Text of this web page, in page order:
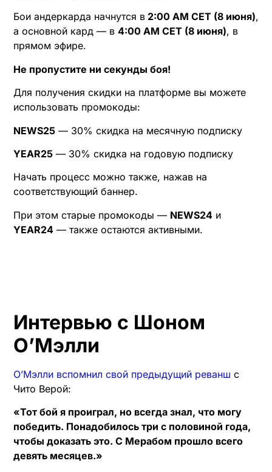
Бои андеркарда начнутся в 2:00 AM CET (8 июня),
а основной кард — в 4:00 AM CET (8 июня), в
прямом эфире.
Не пропустите ни секунды боя!
Для получения скидки на платформе вы можете
использовать промокоды:
NEWS25 — 30% скидка на месячную подписку
YEAR25 — 30% скидка на годовую подписку
Начать процесс можно также, нажав на
соответствующий баннер.
При этом старые промокоды — NEWS24 и
YEAR24 — также остаются активными.
Интервью с Шоном
О’Мэлли
О’Мэлли вспомнил свой предыдущий реванш с
Чито Верой:
«Тот бой я проиграл, но всегда знал, что могу
победить. Понадобилось три с половиной года,
чтобы доказать это. С Мерабом прошло всего
девять месяцев.»